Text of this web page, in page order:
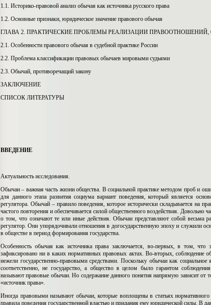
1.1. Историко-правовой анализ обычая как источника русского права
1.2. Основные признаки, юридическое значение правового обычая
ГЛАВА 2. ПРАКТИЧЕСКИЕ ПРОБЛЕМЫ РЕАЛИЗАЦИИ
2.1. Особенности правового обычая в судебной практике России
2.2. Проблема классификации правовых обычаев мировыми судьями
2.3. Обычай, противоречащий закону
ЗАКЛЮЧЕНИЕ
СПИСОК ЛИТЕРАТУРЫ
ВВЕДЕНИЕ
Актуальность исследования.
Обычаи – важная часть жизни общества. В социальной практике методом проб и
для данного этапа развития социума вариант поведения, который является
регулятора. Обычай – правило поведения, которое исторически складывается на
частого повторения и обеспечивается силой общественного воздействия. Довольно
о том, что означают те или иные действия. Обычаи представляют собой весьма
регулятор. Они упорядочивали отношения в догосударственную эпоху и служили
в обществе в период формирования государства.
Особенность обычая как источника права заключается, во-первых, в том, что
зафиксировано ни в каких нормативных правовых актах. Во-вторых, соблюдение
нежели государственно-правовыми средствами. Поскольку обычаи как социальное
соответственно, не государство, а общество в целом было гарантом
называют правовые обычаи. Но содержание данного понятия напрямую зависит от
«источник права».
Иногда правовыми называют обычаи, которые воплощены в статьях
правила поведения государственной властью и придания ему юридической силы. В